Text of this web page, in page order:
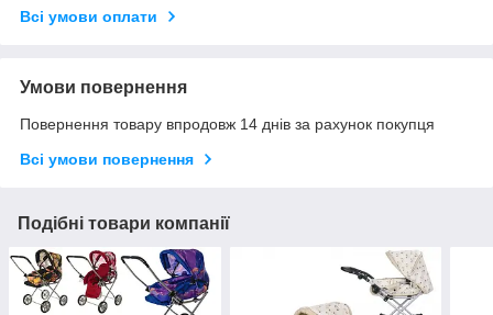
Всі умови оплати
Умови повернення
Повернення товару впродовж 14 днів за рахунок покупця
Всі умови повернення
Подібні товари компанії